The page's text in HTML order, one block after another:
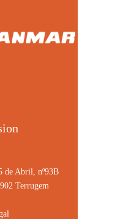
de Abril, nº93B
Terrugem